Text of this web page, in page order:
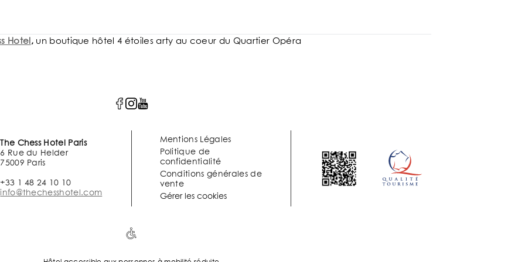
Hotel ,un boutique hôtel 4 étoiles arty au coeur du Quartier Opéra
The Chess Hotel Paris
6 Rue du Helder
75009 Paris
+33 1 48 24 10 10
info@thechesshotel.com
Mentions Légales
Politique de
confidentialité
Conditions générales de
vente
Gérer les cookies